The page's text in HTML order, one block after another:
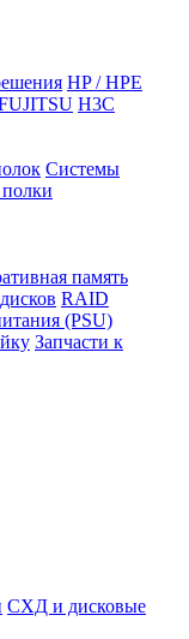
HP / HPE
H3C
Системы
память
RAID
(PSU)
Запчасти к
СХД и дисковые